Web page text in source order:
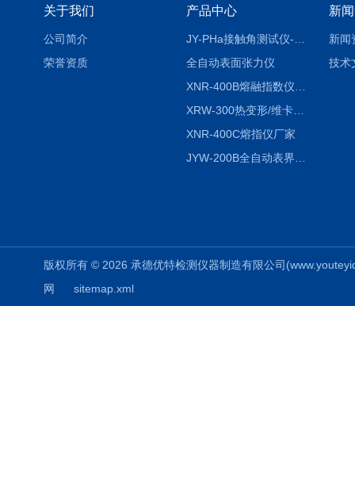
关于我们
公司简介
荣誉资质
产品中心
全自动表面张力仪
XRW-300热变形/维卡软化点温度测定仪
XNR-400C熔指仪厂家
新
新闻
技术
版权所有 © 2026 承德优特检测仪器制造有限公司
网
sitemap.xml